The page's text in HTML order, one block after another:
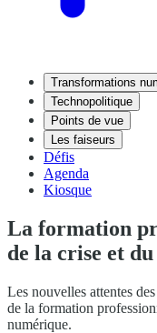
Transformations
Technopolitique
Points de vue
Les faiseurs
Défis
Agenda
Kiosque
La formation
de la crise et
Les nouvelles attentes
de la formation
numérique.